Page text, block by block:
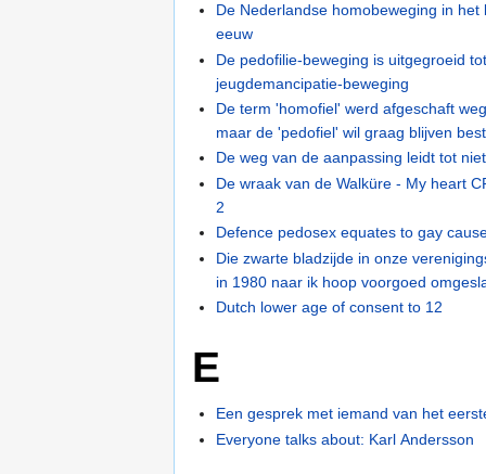
De Nederlandse homobeweging in het
eeuw
De pedofilie-beweging is uitgegroeid
jeugdemancipatie-beweging
De term 'homofiel' werd afgeschaft
maar de 'pedofiel' wil graag blijven
De weg van de aanpassing leidt tot
De wraak van de Walküre - My heart
2
Defence pedosex equates to gay
Die zwarte bladzijde in onze
in 1980 naar ik hoop voorgoed
Dutch lower age of consent to 12
E
Een gesprek met iemand van het
Everyone talks about: Karl Andersson